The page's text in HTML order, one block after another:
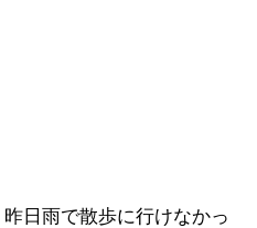
日雨で散歩に行けなかっ